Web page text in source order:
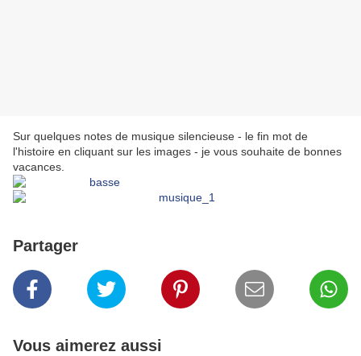
Sur quelques notes de musique silencieuse - le fin mot de
l'histoire en cliquant sur les images - je vous souhaite de bonnes
vacances.
Partager
Vous aimerez aussi